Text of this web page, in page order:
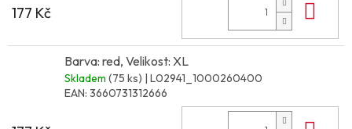
177 Kč
Barva: red, Velikost: XL
Skladem (75 ks) | L02941_1000260400
EAN: 3660731312666